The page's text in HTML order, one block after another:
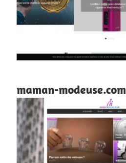
maman-modeuse.com